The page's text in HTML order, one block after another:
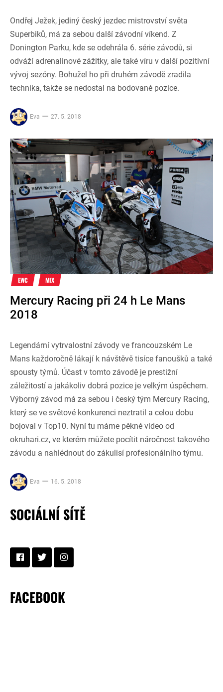
Ondřej Ježek, jediný český jezdec mistrovství světa
Superbiků, má za sebou další závodní víkend. Z
Donington Parku, kde se odehrála 6. série závodů, si
odváží adrenalinové zážitky, ale také víru v další pozitivní
vývoj sezóny. Bohužel ho při druhém závodě zradila
technika, takže se nedostal na bodované pozice.
Eva 27. 5. 2018
EWC MIX
Mercury Racing při 24 h Le Mans
2018
Legendární vytrvalostní závody ve francouzském Le
Mans každoročně lákají k návštěvě tisíce fanoušků a také
spousty týmů. Účast v tomto závodě je prestižní
záležitostí a jakákoliv dobrá pozice je velkým úspěchem.
Výborný závod má za sebou i český tým Mercury Racing,
který se ve světové konkurenci neztratil a celou dobu
bojoval v Top10. Nyní tu máme pěkné video od
okruhari.cz, ve kterém můžete pocítit náročnost takového
závodu a nahlédnout do zákulisí profesionálního týmu.
Eva 16. 5. 2018
SOCIÁLNÍ SÍTĚ
FACEBOOK